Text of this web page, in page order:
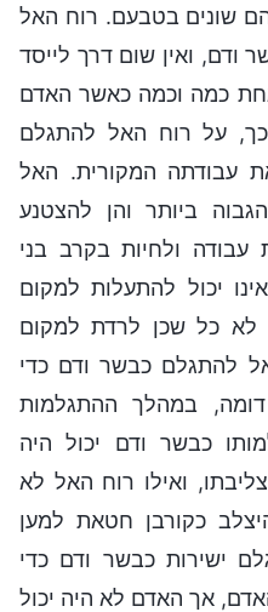
שונים בטבעם. רוח האל
ודם, ואין שום דרך לייסד
כמה וכמה כאשר האדם
על רוח האל להתגלם
עבודתה המקורית. האל
ביותר והן להצטנע
עבודה ולחיות בקרב בני
יכול להתעלות למקום
לא כל שכן לרדת למקום
להתגלם כבשר ודם כדי
במהלך ההתגלמות
כבשר ודם יכול היה
ואילו רוח האל לא
כקורבן חטאת למען
ישירות כבשר ודם כדי
אך האדם לא היה יכול